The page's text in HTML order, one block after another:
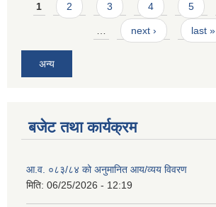
Pages
1 2 3 4 5
… next › last »
अन्य
बजेट तथा कार्यक्रम
आ.व. ०८३/८४ को अनुमानित आय/व्यय विवरण
मिति: 06/25/2026 - 12:19